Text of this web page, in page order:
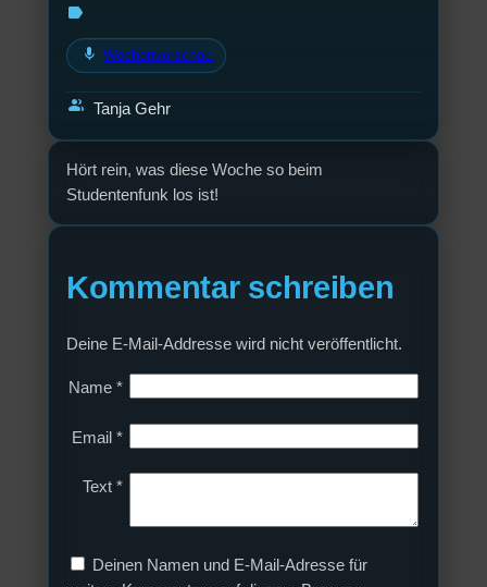
Hört rein, was diese Woche so beim
Studentenfunk los ist!
Kommentar schreiben
Deine E-Mail-Addresse wird nicht veröffentlicht.
Name *
Email *
Text *
Deinen Namen und E-Mail-Adresse für
label
mic Wochenvorschau
group Tanja Gehr